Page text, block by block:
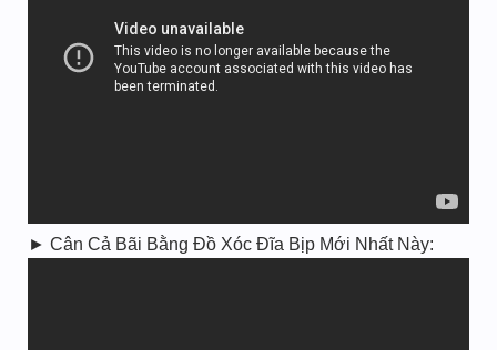
► Cân Cả Bãi Bằng Đồ Xóc Đĩa Bịp Mới Nhất Này: